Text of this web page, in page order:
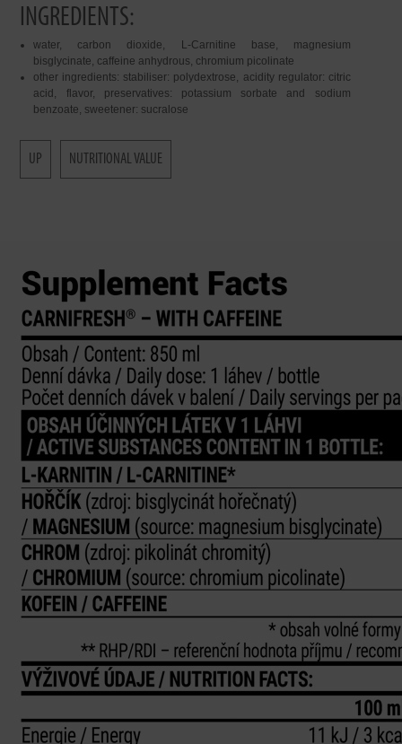
INGREDIENTS:
water, carbon dioxide, L-Carnitine base, magnesium
bisglycinate, caffeine anhydrous, chromium picolinate
other ingredients: stabiliser: polydextrose, acidity regulator: citric
acid, flavor, preservatives: potassium sorbate and sodium
benzoate, sweetener: sucralose
UP NUTRITIONAL VALUE